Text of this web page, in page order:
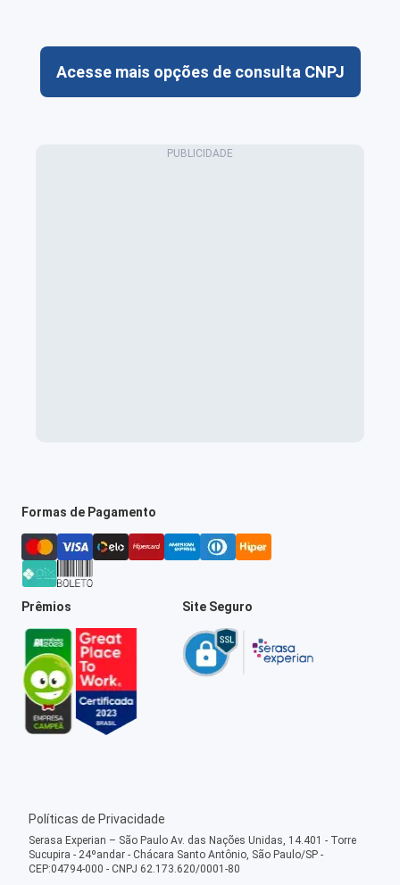
Acesse mais opções de consulta CNPJ
Formas de Pagamento
Prêmios Site Seguro
Políticas de Privacidade
Serasa Experian – São Paulo Av. das Nações Unidas, 14.401 - Torre
Sucupira - 24ºandar - Chácara Santo Antônio, São Paulo/SP -
CEP:04794-000 - CNPJ 62.173.620/0001-80